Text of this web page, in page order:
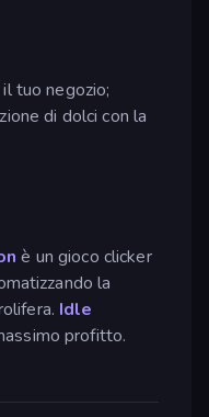
tuo negozio;
di dolci con la
è un gioco clicker
la
Idle
profitto.